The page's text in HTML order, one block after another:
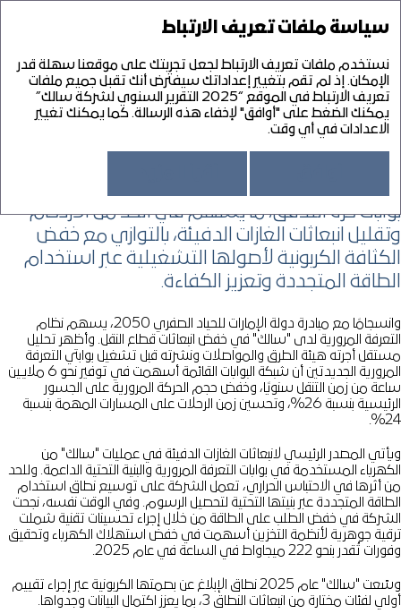
التقرير السنوي لشركة سالك 25‘
التقرير السنوي لشركة سالك 25‘
تقرير الاستدامة لشركة سالك 25‘
PDF
القائمة
نبذة عن التقرير
نبذة عن سالك
التقرير الاستراتيجي
لمحة موجزة
تجاوز التوقعات
تاريخ سالك
منهجية عمل "سالك"
نموذج الأعمال
استعراض الأعمال خلال العام
2025 ‑ عام من الإنجازات
المزايا الاستثمارية
نبذة عامة وتطلعية على السوق
الاستراتيجية
مراجعة الرئيس المالي
المراجعة التشغيلية
الحلول الرقمية
لجان مجلس الإدارة – الأدوار والمسؤوليات
الإدارة التنفيذية
إدارة المخاطر المؤسسية
المخاطر الرئيسية ونهج سالك في إدارتها
تقرير الحوكمة المؤسسية
مراجعة الاستدامة
الاستدامة في "سالك"
الحوكمة المسؤولة
الرعاية البيئية
إسعاد الأفراد
البيانات المالية
تقرير مجلس الإدارة
تقرير مدقق الحسابات المستقل
بيان الأرباح أو الخسائر والدخل الشامل
بيان المركز المالي
بيان التغيرات في حقوق الملكية
إيضاحات حول البيانات المالية
الرعاية البيئية
الصفري من خلال تحصيل الرسوم المرورية عبر نظام
بوابات حرة التدفق، ما يسهم في الحد من الازدحام
وتقليل انبعاثات الغازات الدفيئة، بالتوازي مع خفض
الكثافة الكربونية لأصولها التشغيلية عبر استخدام
الطاقة المتجددة وتعزيز الكفاءة.
وانسجامًا مع مبادرة دولة الإمارات للحياد الصفري 2050، يسهم نظام
التعرفة المرورية لدى "سالك" في خفض انبعاثات قطاع النقل. وأظهر تحليل
مستقل أجرته هيئة الطرق والمواصلات ونشرته قبل تشغيل بوابتي التعرفة
المرورية الجديدتين أن شبكة البوابات القائمة أسهمت في توفير نحو 6 ملايين
ساعة من زمن التنقل سنويًا، وخفض حجم الحركة المرورية على الجسور
الرئيسية بنسبة 26%، وتحسين زمن الرحلات على المسارات المهمة بنسبة
24%.
ويأتي المصدر الرئيسي لانبعاثات الغازات الدفيئة في عمليات "سالك" من
الكهرباء المستخدمة في بوابات التعرفة المرورية والبنية التحتية الداعمة. وللحد
من أثرها في الاحتباس الحراري، تعمل الشركة على توسيع نطاق استخدام
الطاقة المتجددة عبر بنيتها التحتية لتحصيل الرسوم. وفي الوقت نفسه، نجحت
الشركة في خفض الطلب على الطاقة من خلال إجراء تحسينات تقنية شملت
ترقية جوهرية لأنظمة التخزين أسهمت في خفض استهلاك الكهرباء وتحقيق
وفورات تُقدر بنحو 222 ميجاواط في الساعة في عام 2025.
وسّعت "سالك" عام 2025 نطاق الإبلاغ عن بصمتها الكربونية عبر إجراء تقييم
أولي لفئات مختارة من انبعاثات النطاق 3، بما يعزز اكتمال البيانات وجدواها.
سياسة ملفات تعريف الارتباط
نستخدم ملفات تعريف الارتباط لجعل تجربتك على موقعنا سهلة قدر
الإمكان. إذ لم تقم بتغيير إعداداتك سيفترض أنك تقبل جميع ملفات
تعريف الارتباط في الموقع “2025 التقرير السنوي لشركة سالك”
يمكنك الضغط على "أوافق" لإخفاء هذه الرسالة. كما يمكنك تغيير
الاعدادات في أي وقت.